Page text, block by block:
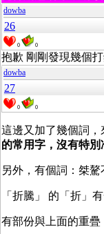
dowba
26
0 0
抱歉 剛剛發現幾個
dowba
27
0 0
這邊又加了幾個詞，
的常用字，沒有特別
另外，有個詞 ：桀驁
「折騰」 的「折」
有部份與上面的重疊